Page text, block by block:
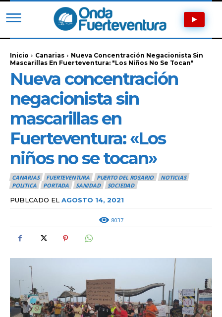
Inicio Canarias
Nueva Concentración Negacionista Sin
Mascarillas En Fuerteventura: "Los Niños No Se Tocan"
Nueva concentración
negacionista sin
mascarillas en
Fuerteventura: «Los
niños no se tocan»
CANARIAS FUERTEVENTURA PUERTO DEL ROSARIO
NOTICIAS
POLITICA
PORTADA SANIDAD SOCIEDAD
PUBLCADO EL AGOSTO 14, 2021
8037